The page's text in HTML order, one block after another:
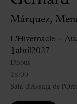
Márquez,
L'Hivernacle
1 abril2027
18:00
Dijous
Sala d'Assaig de